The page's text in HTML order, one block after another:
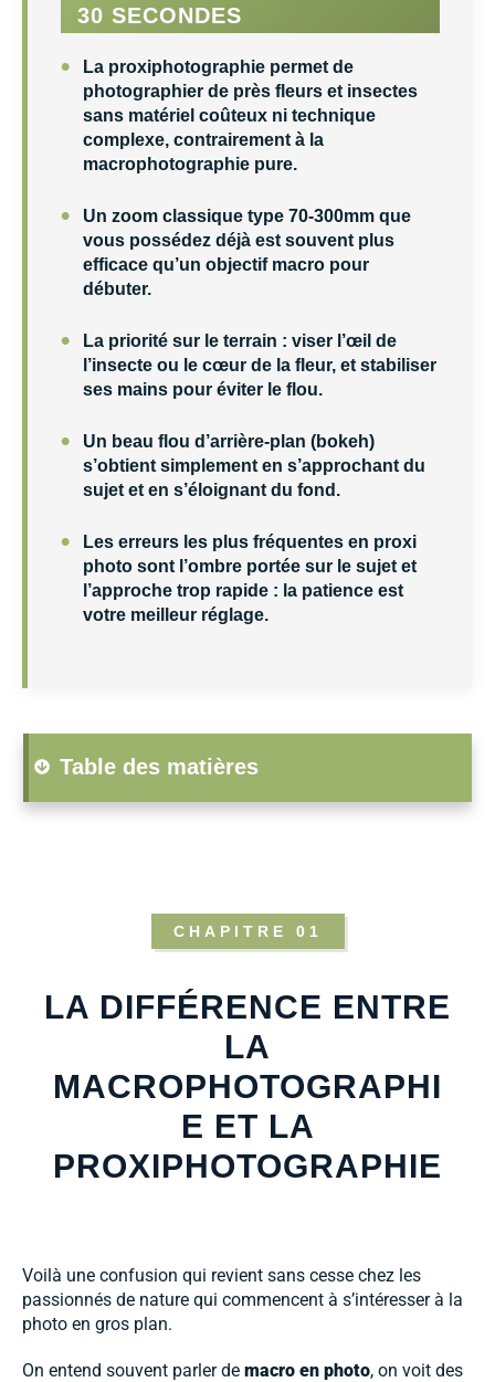
30 SECONDES
• La proxiphotographie permet de
photographier de près fleurs et insectes
sans matériel coûteux ni technique
complexe, contrairement à la
macrophotographie pure.
• Un zoom classique type 70-300mm que
vous possédez déjà est souvent plus
efficace qu’un objectif macro pour
débuter.
• La priorité sur le terrain : viser l’œil de
l’insecte ou le cœur de la fleur, et stabiliser
ses mains pour éviter le flou.
• Un beau flou d’arrière-plan (bokeh)
s’obtient simplement en s’approchant du
sujet et en s’éloignant du fond.
• Les erreurs les plus fréquentes en proxi
photo sont l’ombre portée sur le sujet et
l’approche trop rapide : la patience est
votre meilleur réglage.
Table des matières
CHAPITRE 01
LA DIFFÉRENCE ENTRE
LA
MACROPHOTOGRAPHI
E ET LA
PROXIPHOTOGRAPHIE
Voilà une confusion qui revient sans cesse chez les
passionnés de nature qui commencent à s’intéresser à la
photo en gros plan.
On entend souvent parler de macro en photo, on voit des